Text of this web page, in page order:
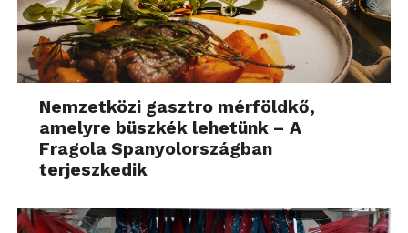
Nemzetközi gasztro mérföldkő,
amelyre büszkék lehetünk – A
Fragola Spanyolországban
terjeszkedik